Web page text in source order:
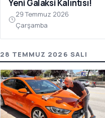
Yeni Galaksi Kalıntısı!
29 Temmuz 2026
Çarşamba
28 TEMMUZ 2026 SALI